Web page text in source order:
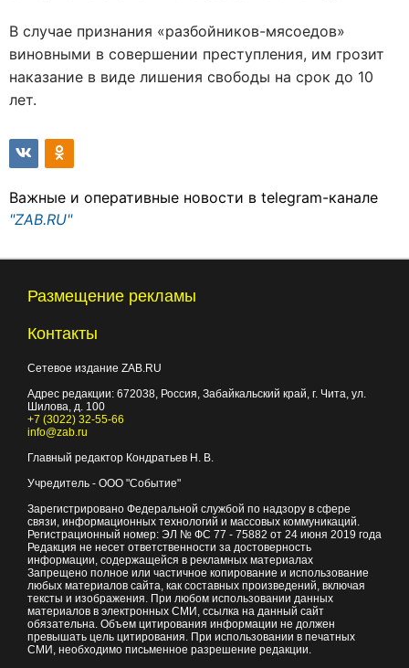
В случае признания «разбойников-мясоедов»
виновными в совершении преступления, им грозит
наказание в виде лишения свободы на срок до 10
лет.
Важные и оперативные новости в telegram-канале
"ZAB.RU"
Размещение рекламы
Контакты
Сетевое издание ZAB.RU
Адрес редакции: 672038, Россия, Забайкальский край, г. Чита, ул.
Шилова, д. 100
+7 (3022) 32-55-66
info@zab.ru
Главный редактор Кондратьев Н. В.
Учредитель - ООО "Событие"
Зарегистрировано Федеральной службой по надзору в сфере
связи, информационных технологий и массовых коммуникаций.
Регистрационный номер: ЭЛ № ФС 77 - 75882 от 24 июня 2019 года
Редакция не несет ответственности за достоверность
информации, содержащейся в рекламных материалах
Запрещено полное или частичное копирование и использование
любых материалов сайта, как составных произведений, включая
тексты и изображения. При любом использовании данных
материалов в электронных СМИ, ссылка на данный сайт
обязательна. Объем цитирования информации не должен
превышать цель цитирования. При использовании в печатных
СМИ, необходимо письменное разрешение редакции.